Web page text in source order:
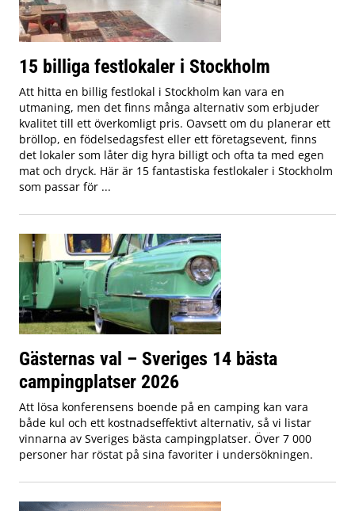
15 billiga festlokaler i Stockholm
Att hitta en billig festlokal i Stockholm kan vara en
utmaning, men det finns många alternativ som erbjuder
kvalitet till ett överkomligt pris. Oavsett om du planerar ett
bröllop, en födelsedagsfest eller ett företagsevent, finns
det lokaler som låter dig hyra billigt och ofta ta med egen
mat och dryck. Här är 15 fantastiska festlokaler i Stockholm
som passar för ...
Gästernas val – Sveriges 14 bästa
campingplatser 2026
Att lösa konferensens boende på en camping kan vara
både kul och ett kostnadseffektivt alternativ, så vi listar
vinnarna av Sveriges bästa campingplatser. Över 7 000
personer har röstat på sina favoriter i undersökningen.